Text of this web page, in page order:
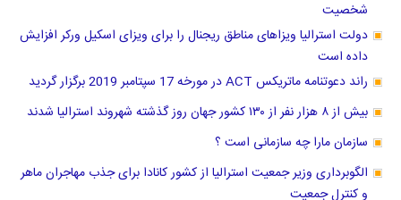
شخصیت
دولت استرالیا ویزاهای مناطق ریجنال را برای ویزای اسکیل ورکر افزایش
داده است
راند دعوتنامه ماتریکس ACT در مورخه 17 سپتامبر 2019 برگزار گردید
بیش از ۸ هزار نفر از ۱۳۰ کشور جهان روز گذشته شهروند استرالیا شدند
سازمان مارا چه سازمانی است ؟
الگوبرداری وزیر جمعیت استرالیا از کشور کانادا برای جذب مهاجران ماهر
و کنترل جمعیت